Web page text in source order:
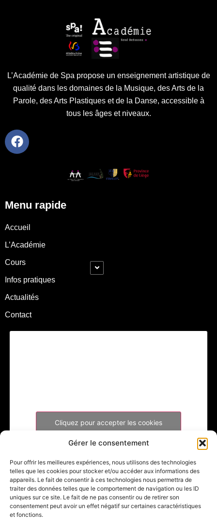
Gérer le consentement
Pour offrir les meilleures expériences, nous utilisons des technologies
telles que les cookies pour stocker et/ou accéder aux informations des
appareils. Le fait de consentir à ces technologies nous permettra de
traiter des données telles que le comportement de navigation ou les ID
uniques sur ce site. Le fait de ne pas consentir ou de retirer son
consentement peut avoir un effet négatif sur certaines caractéristiques
et fonctions.
L’Académie de Spa propose un enseignement artistique de
qualité dans les domaines de la Musique, des Arts de la
Parole, des Arts Plastiques et de la Danse, accessible à
tous les âges et niveaux.
Menu rapide
Accueil
L’Académie
Cours
Infos pratiques
Actualités
Contact
Cliquez pour accepter les cookies